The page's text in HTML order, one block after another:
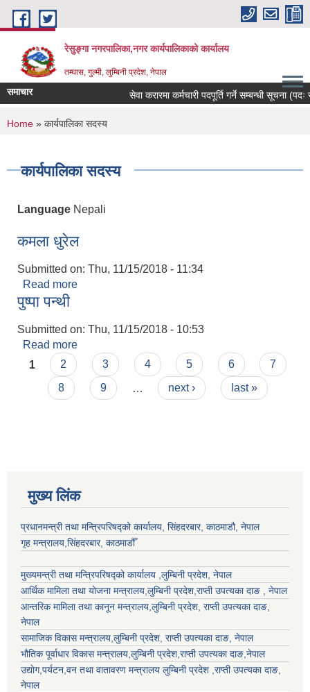
Skip to main content
रेसुङ्गा नगरपालिका,नगर कार्यपालिकाको कार्यालय
तम्घास, गुल्मी, लुम्बिनी प्रदेश, नेपाल
समाचार सेवा करारमा कर्मचारी पदपूर्ति गर्ने सम्बन्धी सूचना (पदः
You are here
Home » कार्यपालिका सदस्य
कार्यपालिका सदस्य
Language Nepali
कमला धुरेल
Submitted on: Thu, 11/15/2018 - 11:34
Read more
पुष्पा पन्थी
Submitted on: Thu, 11/15/2018 - 10:53
Read more
Pages
1 2 3 4 5 6
7
8
9 next › last »
मुख्य लिंक
प्रधानमन्त्री तथा मन्त्रिपरिषद्को कार्यालय, सिंहदरबार, काठमाडौ, नेपाल
गृह मन्त्रालय,सिंहदरबार, काठमाडौँ
मुख्यमन्त्री तथा मन्त्रिपरिषद्को कार्यालय ,लुम्बिनी प्रदेश, नेपाल
आर्थिक मामिला तथा योजना मन्त्रालय,लुम्बिनी प्रदेश,राप्ती उपत्यका दाङ , नेपाल
आन्तरिक मामिला तथा कानून मन्त्रालय,लुम्बिनी प्रदेश, राप्ती उपत्यका दाङ,
नेपाल
सामाजिक विकास मन्त्रालय,लुम्बिनी प्रदेश, राप्ती उपत्यका दाङ, नेपाल
भौतिक पूर्वाधार विकास मन्त्रालय,लुम्बिनी प्रदेश,राप्ती उपत्यका दाङ,नेपाल
उद्याेग,पर्यटन,वन तथा वातावरण मन्त्रालय लुम्बिनी प्रदेश ,राप्ती उपत्यका दाङ,
नेपाल